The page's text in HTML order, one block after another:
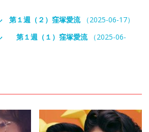
第１週（２）窪塚愛流（2025-06-17）
第１週（１）窪塚愛流（2025-06-